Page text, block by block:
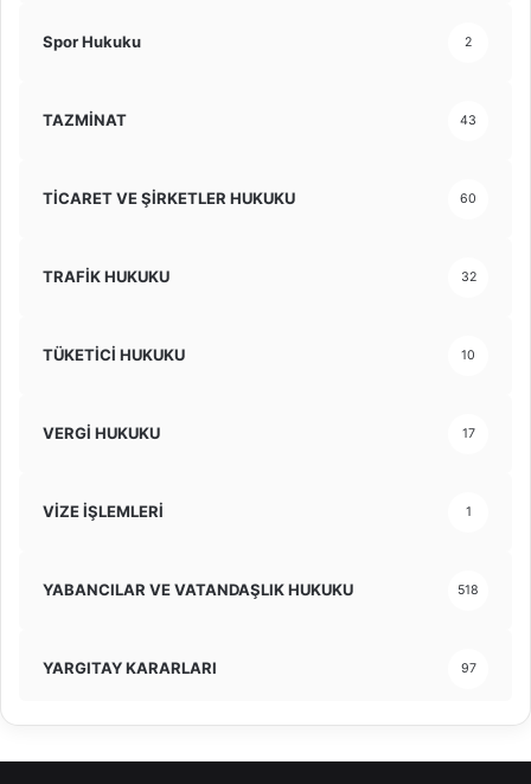
Spor Hukuku 2
TAZMİNAT 43
TİCARET VE ŞİRKETLER HUKUKU 60
TRAFİK HUKUKU 32
TÜKETİCİ HUKUKU 10
VERGİ HUKUKU 17
VİZE İŞLEMLERİ 1
YABANCILAR VE VATANDAŞLIK HUKUKU 518
YARGITAY KARARLARI 97